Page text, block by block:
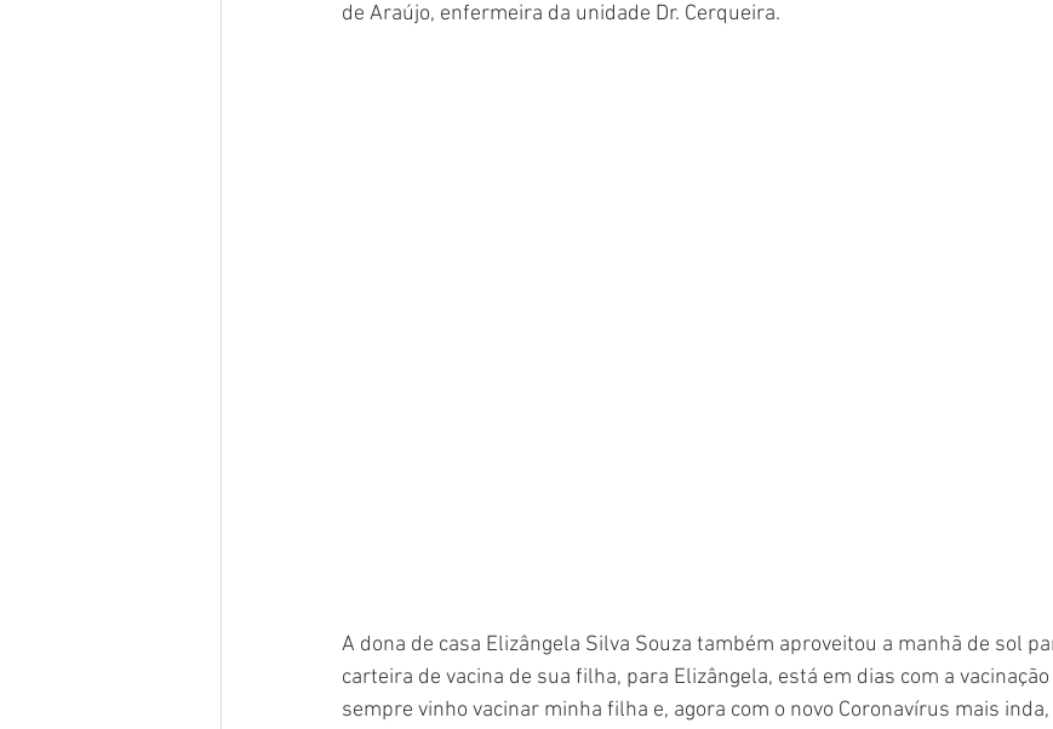
de Araújo, enfermeira da unidade Dr. Cerqueira.
A dona de casa Elizângela Silva Souza também aproveitou a manhã de sol
carteira de vacina de sua filha, para Elizângela, está em dias com a vacinação
sempre vinho vacinar minha filha e, agora com o novo Coronavírus mais